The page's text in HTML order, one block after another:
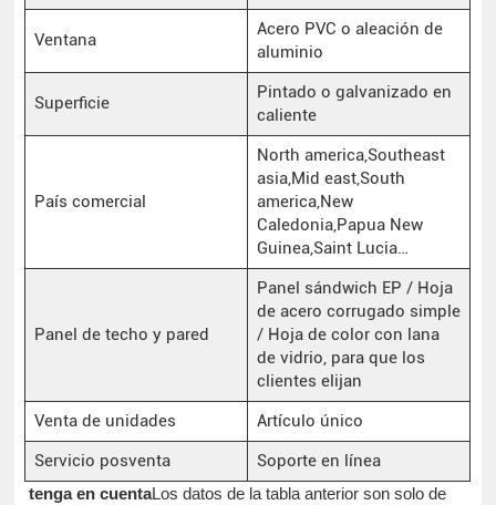
Ventana
Acero PVC o aleación de
aluminio
Superficie
Pintado o galvanizado en
caliente
País comercial
North america,Southeast
asia,Mid east,South
america,New
Caledonia,Papua New
Guinea,Saint Lucia…
Panel de techo y pared
Panel sándwich EP / Hoja
de acero corrugado simple
/ Hoja de color con lana
de vidrio, para que los
clientes elijan
Venta de unidades
Artículo único
Servicio posventa
Soporte en línea
tenga en cuentaLos datos de la tabla anterior son solo de